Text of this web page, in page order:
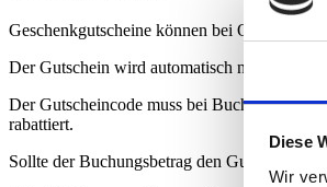
Diese
Wir
Geschenkgutscheine können bei Online-
Der Gutschein wird automatisch nach
Der Gutscheincode muss bei Buchung eines
rabattiert.
Sollte der Buchungsbetrag den